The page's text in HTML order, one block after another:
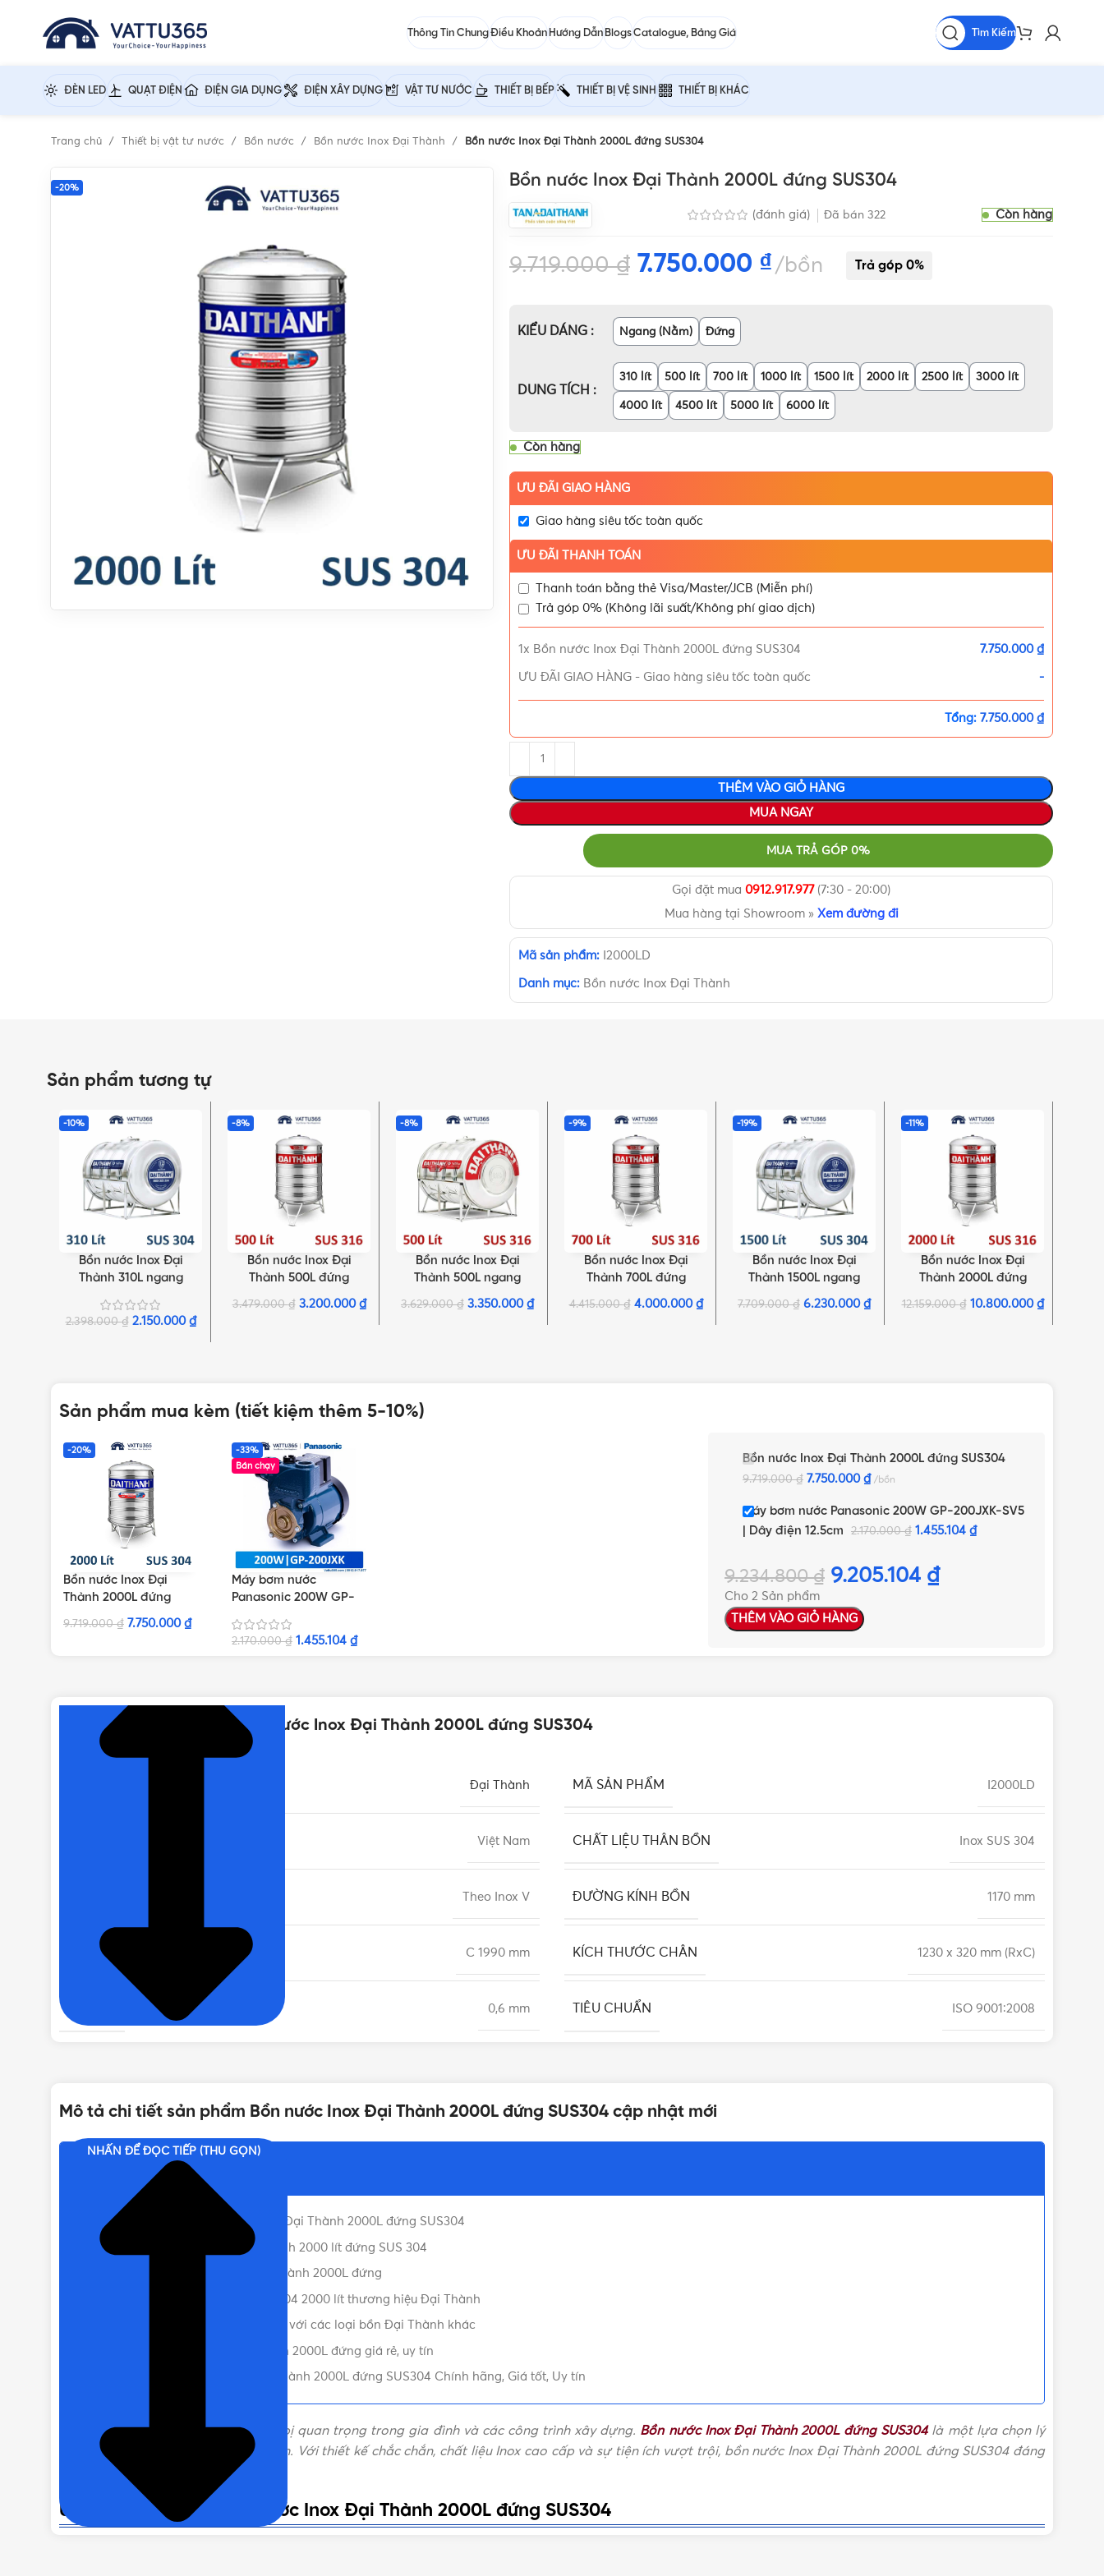
Thông Tin ChungĐiều Khoản Hướng Dẫn BlogsCatalogue, Bảng Giá Tìm Kiếm
ĐÈN LED QUẠT ĐIỆN ĐIỆN GIA DỤNG ĐIỆN XÂY DỰNG VẬT TƯ NƯỚC THIẾT BỊ BẾP THIẾT BỊ VỆ SINH THIẾT BỊ KHÁC
Trang chủ Thiết bị vật tư nước Bồn nước Bồn nước Inox Đại Thành Bồn nước Inox Đại Thành 2000L đứng SUS304
-20% Bồn nước Inox Đại Thành 2000L đứng SUS304
(đánh giá) Đã bán 322 Còn hàng
9.719.000₫ 7.750.000 ₫ bồn
KIỂU DÁNG Ngang (Nằm) Đứng
DUNG TÍCH
310 lít 500 lít 700 lít 1000 lít 1500 lít 2000 lít 2500 lít 3000 lít
4000 lít 4500 lít 5000 lít 6000 lít
Còn hàng
ƯU ĐÃI GIAO HÀNG
Giao hàng siêu tốc toàn quốc
ƯU ĐÃI THANH TOÁN
Thanh toán bằng thẻ Visa/Master/JCB (Miễn phí)
Trả góp 0% (Không lãi suất/Không phí giao dịch)
1x Bồn nước Inox Đại Thành 2000L đứng SUS304 7.750.000 ₫
ƯU ĐÃI GIAO HÀNG - Giao hàng siêu tốc toàn quốc -
Tổng: 7.750.000 ₫
THÊM VÀO GIỎ HÀNG
MUA NGAY
MUA TRẢ GÓP 0%
Gọi đặt mua 0912.917.977(7:30 - 20:00)
Mua hàng tại Showroom » Xem đường đi
Mã sản phẩm: I2000LD
Danh mục: Bồn nước Inox Đại Thành
Sản phẩm tương tự
-10%
THÊM VÀO GIỎ HÀNG
Bồn nước Inox Đại
Thành 310L ngang
2.398.000₫ 2.150.000 ₫
-8%
THÊM VÀO GIỎ HÀNG
Bồn nước Inox Đại
Thành 500L đứng
SUS316
3.479.000₫ 3.200.000 ₫
-8%
THÊM VÀO GIỎ HÀNG
Bồn nước Inox Đại
Thành 500L ngang
SUS316
3.629.000₫ 3.350.000 ₫
-9%
THÊM VÀO GIỎ HÀNG
Bồn nước Inox Đại
Thành 700L đứng
SUS316
4.415.000₫ 4.000.000 ₫
-19%
THÊM VÀO GIỎ HÀNG
Bồn nước Inox Đại
Thành 1500L ngang
SUS304
7.709.000₫ 6.230.000 ₫
-11%
THÊM VÀO GIỎ HÀNG
Bồn nước Inox Đại
Thành 2000L đứng
SUS316
12.159.000₫ 10.800.000 ₫
Sản phẩm mua kèm (tiết kiệm thêm 5-10%)
-20%
Bồn nước Inox Đại
Thành 2000L đứng
9.719.000₫ 7.750.000 ₫
-33%
Bán chạy
Máy bơm nước
Panasonic 200W GP-
12.5cm
2.170.000₫ 1.455.104 ₫
Bồn nước Inox Đại Thành 2000L đứng SUS304
9.719.000₫ 7.750.000 ₫ bồn
Máy bơm nước Panasonic 200W GP-200JXK-SV5
| Dây điện 12.5cm
2.170.000₫ 1.455.104 ₫
9.234.800₫ 9.205.104 ₫
Cho 2 Sản phẩm
THÊM VÀO GIỎ HÀNG
Thông số kỹ thuật của Bồn nước Inox Đại Thành 2000L đứng SUS304
Đại Thành MÃ SẢN PHẨM I2000LD
Việt Nam CHẤT LIỆU THÂN BỒN Inox SUS 304
Theo Inox V ĐƯỜNG KÍNH BỒN 1170 mm
KÍCH THƯỚC BỒN C 1990 mm KÍCH THƯỚC CHÂN 1230 x 320 mm (RxC)
0,6 mm TIÊU CHUẨN ISO 9001:2008
BẢNG GIÁ Giá bồn inox Đại Thành, Giá bồn nước inox Đại Thành KIỂU DÁNG
LOẠI BỒN NƯỚC
Mô tả chi tiết sản phẩm Bồn nước Inox Đại Thành 2000L đứng SUS304 cập nhật mới
Nội dung chính
Ưu điểm của bồn chứa nước Inox Đại Thành 2000L đứng SUS304
Thông số bồn nước inox Đại Thành 2000 lít đứng SUS 304
Lưu ý khi sử dụng bồn inox Đại Thành 2000L đứng
Tại sao nên mua bồn nước Inox 304 2000 lít thương hiệu Đại Thành
So sánh Bồn 2000L đứng SUS304 với các loại bồn Đại Thành khác
Nơi bán bồn nước Inox Đại Thành 2000L đứng giá rẻ, uy tín
Liên hệ mua Bồn nước Inox Đại Thành 2000L đứng SUS304 Chính hãng, Giá tốt, Uy tín
Bồn nước là một trong những thiết bị quan trọng trong gia đình và các công trình xây dựng. Bồn nước Inox Đại Thành 2000L đứng SUS304là một lựa chọn lý
tưởng cho nhu cầu lưu trữ nước sạch. Với thiết kế chắc chắn, chất liệu Inox cao cấp và sự tiện ích vượt trội, bồn nước Inox Đại Thành 2000L đứng SUS304 đáng
để bạn cân nhắc.
Ưu điểm của bồn chứa nước Inox Đại Thành 2000L đứng SUS304
NHẤN ĐỂ ĐỌC TIẾP (THU GỌN)